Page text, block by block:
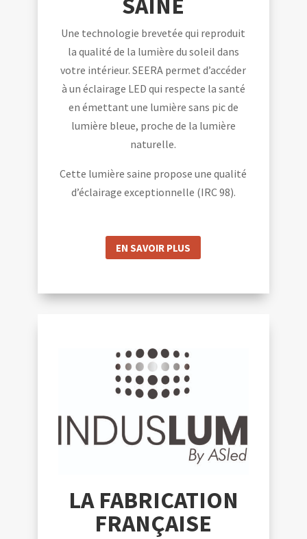
Une technologie brevetée qui reproduit
la qualité de la lumière du soleil dans
votre intérieur. SEERA permet d’accéder
à un éclairage LED qui respecte la santé
en émettant une lumière sans pic de
lumière bleue, proche de la lumière
naturelle.
Cette lumière saine propose une qualité
d’éclairage exceptionnelle (IRC 98).
EN SAVOIR PLUS
LA FABRICATION
FRANÇAISE